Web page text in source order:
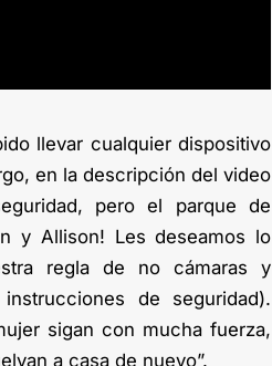
llevar cualquier dispositivo
en la descripción del video
pero el parque de
y Allison! Les deseamos lo
regla de no cámaras y
de seguridad).
sigan con mucha fuerza,
a casa de nuevo”.